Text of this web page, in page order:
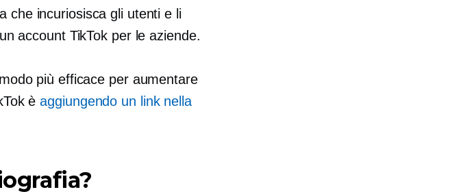
che incuriosisca gli utenti e li
account TikTok per le aziende.
più efficace per aumentare
èaggiungendo un link nella